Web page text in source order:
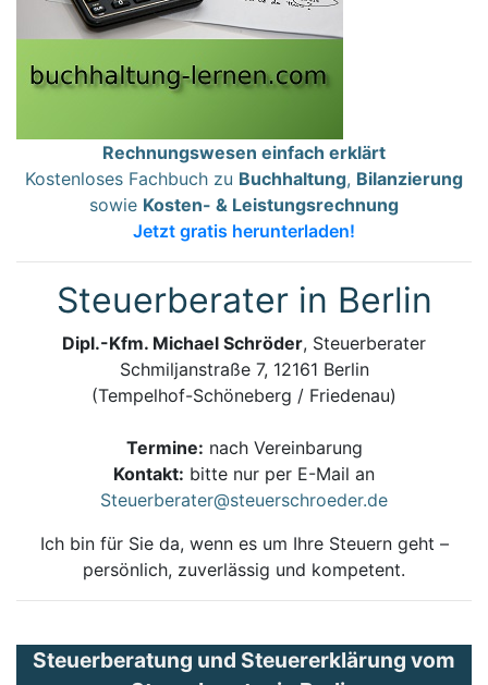
Rechnungswesen einfach erklärt
Kostenloses Fachbuch zu Buchhaltung, Bilanzierung
sowie Kosten- & Leistungsrechnung
Jetzt gratis herunterladen!
Steuerberater in Berlin
Dipl.-Kfm. Michael Schröder, Steuerberater
Schmiljanstraße 7, 12161 Berlin
(Tempelhof-Schöneberg / Friedenau)
Termine: nach Vereinbarung
Kontakt: bitte nur per E-Mail an
Steuerberater@steuerschroeder.de
Ich bin für Sie da, wenn es um Ihre Steuern geht –
persönlich, zuverlässig und kompetent.
Steuerberatung und Steuererklärung vom